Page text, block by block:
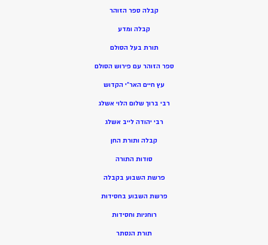
קבלה ספר הזוהר
קבלה ומדע
תורת בעל הסולם
ספר הזוהר עם פירוש הסולם
עץ חיים האר”י הקדוש
רבי ברוך שלום הלוי אשלג
רבי יהודה לייב אשלג
קבלה ותורת החן
סודות התורה
פרשת השבוע בקבלה
פרשת השבוע בחסידות
רוחניות וחסידות
תורת הנסתר